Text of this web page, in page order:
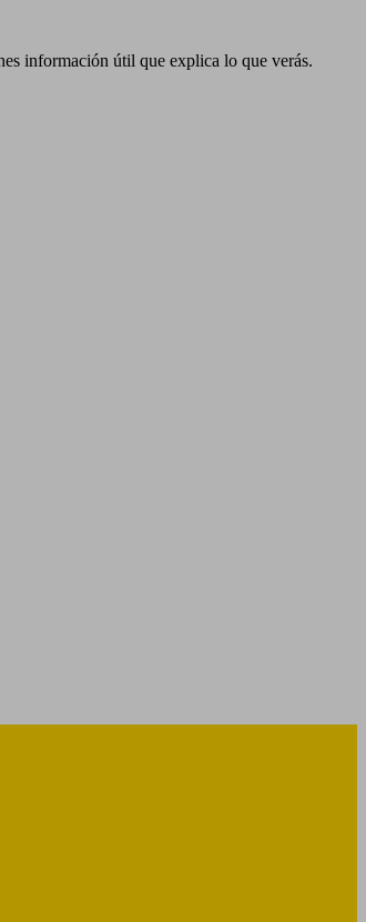
información útil que explica lo que verás.